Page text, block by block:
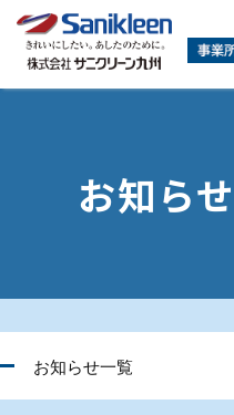
ユニフォーム
お知らせ
お知らせ一覧